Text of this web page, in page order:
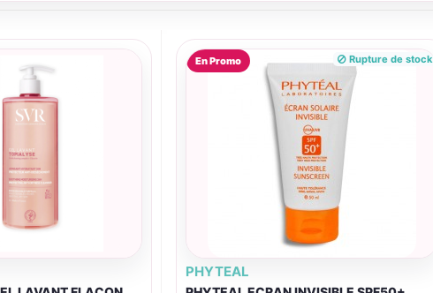
En Promo Rupture de stock
PHYTEAL